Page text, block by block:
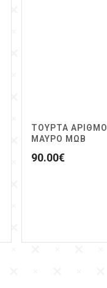
ΤΟΥΡΤΑ
ΜΑΥΡΟ ΜΩΒ
90.00€